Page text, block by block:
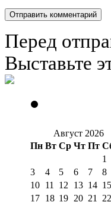
Перед
Выставьте
Август 2026
Пн Вт Ср Чт Пт
1
3
4 5 6 7 8
10 11 12 13 14 15
17 18 19 20 21 22